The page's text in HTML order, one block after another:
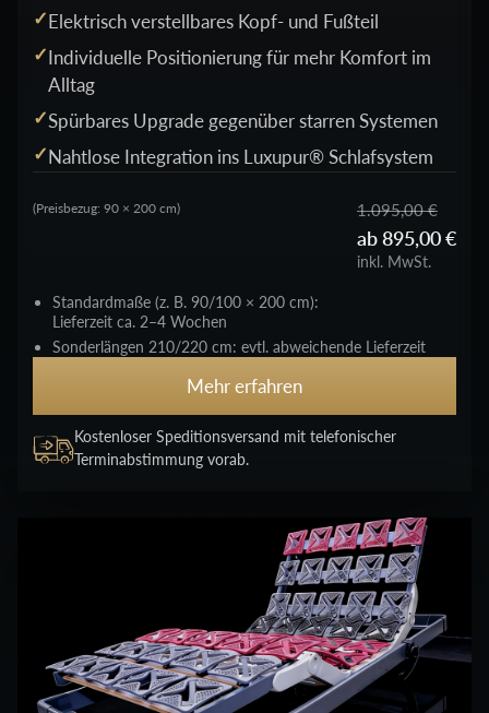
Elektrisch verstellbares Kopf- und Fußteil
Individuelle Positionierung für mehr Komfort im
Alltag
Spürbares Upgrade gegenüber starren Systemen
Nahtlose Integration ins Luxupur® Schlafsystem
(Preisbezug: 90 × 200 cm) 1.095,00 €
ab 895,00 €
inkl. MwSt.
Standardmaße (z. B. 90/100 × 200 cm):
Lieferzeit ca. 2–4 Wochen
Sonderlängen 210/220 cm: evtl. abweichende Lieferzeit
Mehr erfahren
Kostenloser Speditionsversand mit telefonischer
Terminabstimmung vorab.